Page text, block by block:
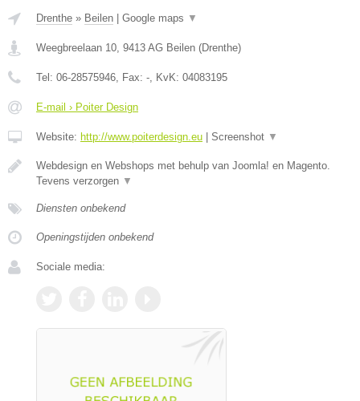
Drenthe » Beilen | Google maps ▼
Weegbreelaan 10 9413 AG Beilen (Drenthe)
Tel: 06-28575946 , Fax: - , KvK: 04083195
E-mail › Poiter Design
Website: http://www.poiterdesign.eu | Screenshot ▼
Webdesign en Webshops met behulp van Joomla! en Magento.
Tevens verzorgen ▼
Diensten onbekend
Openingstijden onbekend
Sociale media: